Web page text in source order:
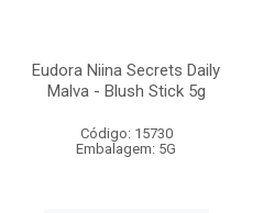
Eudora Niina Secrets Daily
Malva - Blush Stick 5g
Código: 15730
Embalagem: 5G